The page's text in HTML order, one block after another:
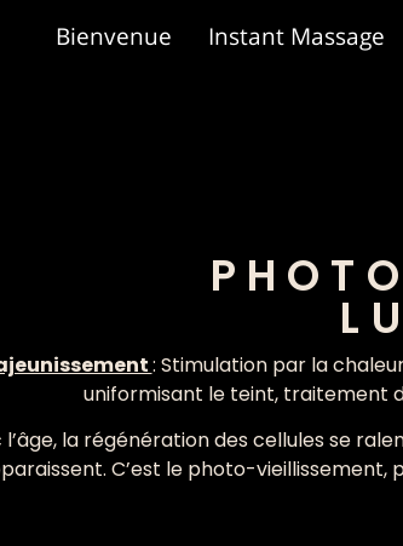
Bienvenue Instant Massage
: Stimulation par la
uniformisant le teint, traitement
l’âge, la régénération des cellules se
C’est le photo-vieillissement,